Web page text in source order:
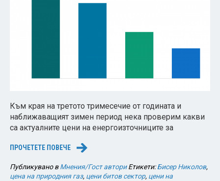
Към края на третото тримесечие от годината и
наближаващият зимен период нека проверим какви
са актуалните цени на енергоизточниците за
ПРОЧЕТЕТЕ ПОВЕЧЕ →
Публикувано вМнения/Гост автори Етикети:Бисер Николов,
цена на природния газ, цени битов сектор, цени на